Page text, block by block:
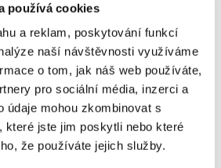
používá cookies
a reklam, poskytování funkcí
naší návštěvnosti využíváme
o tom, jak náš web používáte,
pro sociální média, inzerci a
údaje mohou zkombinovat s
které jste jim poskytli nebo které
že používáte jejich služby.
financování je vhodný pro
obměňovat vozidlo a
nebo údržbu. Operativní
i další služby, jako je
což může být výhodné
a minimální
Nevýhodou je, že auto
konci leasingu musíte buď
nebo si zařídit jiné